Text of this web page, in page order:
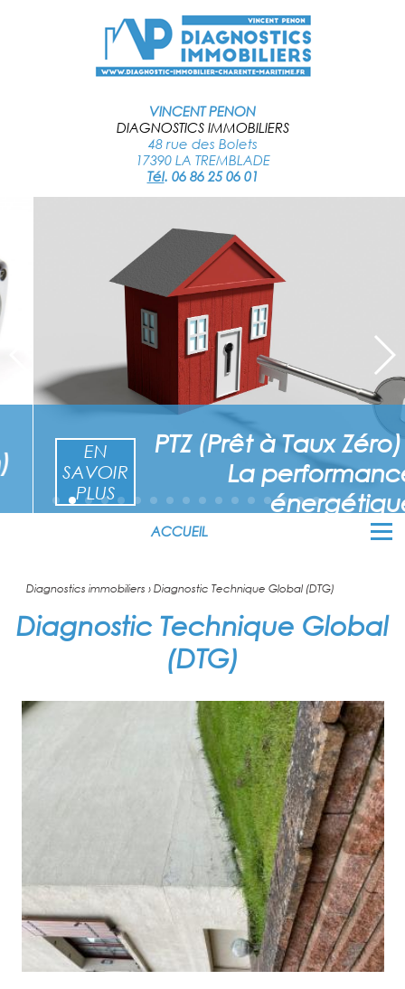
VINCENT PENON
DIAGNOSTICS IMMOBILIERS
48 rue des Bolets
17390 LA TREMBLADE
Tél. 06 86 25 06 01
SAVOIR
PLUS
PTZ (Prêt à Taux Zéro) -
La performance
énergétique
ACCUEIL
Diagnostics immobiliers › Diagnostic Technique Global (DTG)
Diagnostic Technique Global
(DTG)